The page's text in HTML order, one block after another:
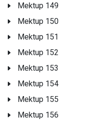
Mektup 149
Mektup 150
Mektup 151
Mektup 152
Mektup 153
Mektup 154
Mektup 155
Mektup 156